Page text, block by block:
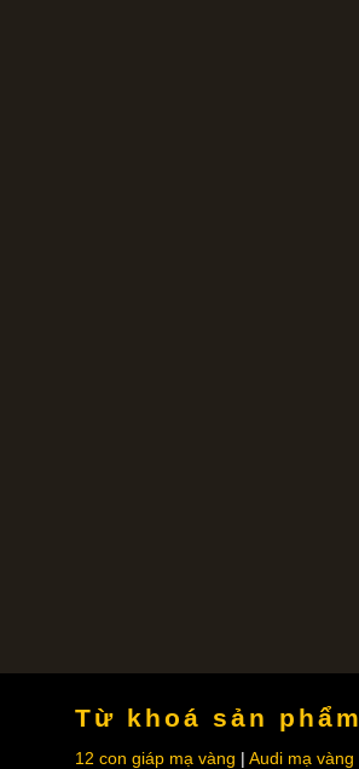
Từ khoá sản phẩm
12 con giáp mạ vàng Audi mạ vàng